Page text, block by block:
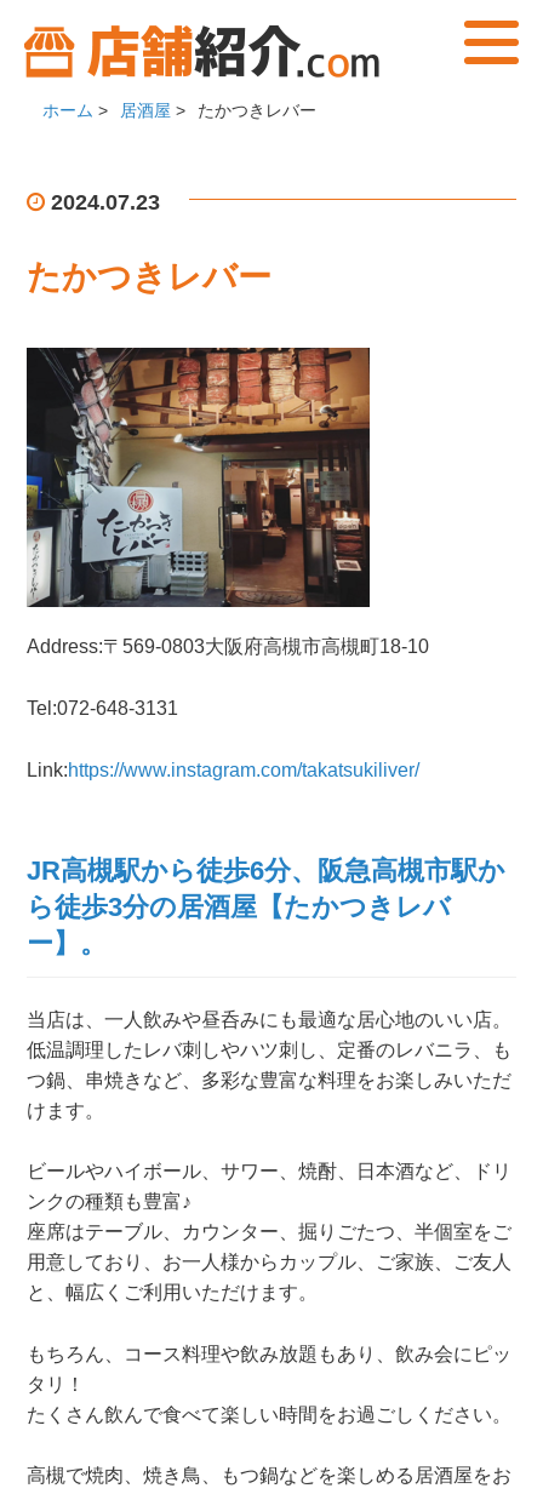
ホーム > 居酒屋 > たかつきレバー
2024.07.23
たかつきレバー
Address:〒569-0803大阪府高槻市高槻町18-10
Tel:072-648-3131
Link:https://www.instagram.com/takatsukiliver/
JR高槻駅から徒歩6分、阪急高槻市駅か
ら徒歩3分の居酒屋【たかつきレバ
ー】。
当店は、一人飲みや昼呑みにも最適な居心地のいい店。
低温調理したレバ刺しやハツ刺し、定番のレバニラ、も
つ鍋、串焼きなど、多彩な豊富な料理をお楽しみいただ
けます。
ビールやハイボール、サワー、焼酎、日本酒など、ドリ
ンクの種類も豊富♪
座席はテーブル、カウンター、掘りごたつ、半個室をご
用意しており、お一人様からカップル、ご家族、ご友人
と、幅広くご利用いただけます。
もちろん、コース料理や飲み放題もあり、飲み会にピッ
タリ！
たくさん飲んで食べて楽しい時間をお過ごしください。
高槻で焼肉、焼き鳥、もつ鍋などを楽しめる居酒屋をお